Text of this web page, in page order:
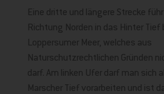
Eine dritte und längere Strecke
Richtung Norden in das Hinter Tief
Loppersumer Meer, welches aus
Naturschutzrechtlichen Gründen
darf. Am linken Ufer darf man sich
Marscher Tief vorarbeiten und ist